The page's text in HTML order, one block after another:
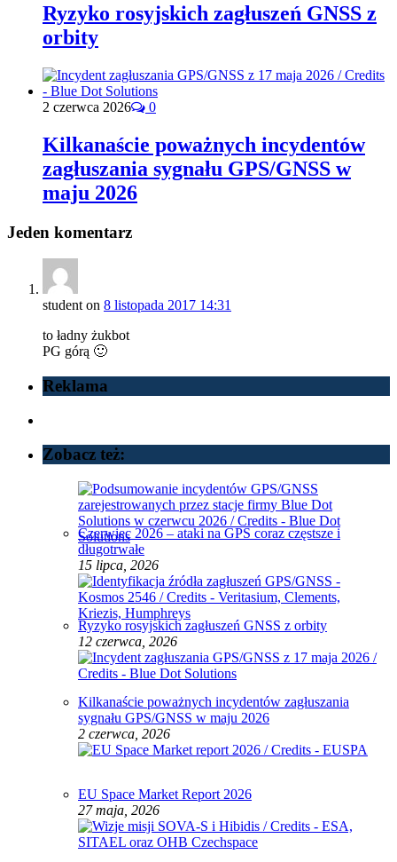
Ryzyko rosyjskich zagłuszeń GNSS z
orbity
2 czerwca 2026 0
Kilkanaście poważnych incydentów
zagłuszania sygnału GPS/GNSS w
maju 2026
Jeden komentarz
student on 8 listopada 2017 14:31
to ładny żukbot
PG górą 🙂
Reklama
Zobacz też:
Czerwiec 2026 – ataki na GPS coraz częstsze i
długotrwałe
15 lipca, 2026
Ryzyko rosyjskich zagłuszeń GNSS z orbity
12 czerwca, 2026
Kilkanaście poważnych incydentów zagłuszania
sygnału GPS/GNSS w maju 2026
2 czerwca, 2026
EU Space Market Report 2026
27 maja, 2026